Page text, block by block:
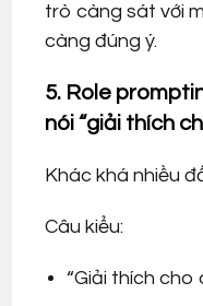
trò càng sát với
càng đúng ý.
5. Role
nói “giải thích
Khác khá nhiều
Câu kiểu:
“Giải thích cho